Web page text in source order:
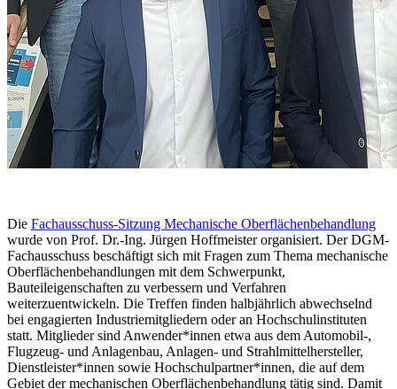
Die Fachausschuss-Sitzung Mechanische Oberflächenbehandlung
wurde von Prof. Dr.-Ing. Jürgen Hoffmeister organisiert. Der DGM-
Fachausschuss beschäftigt sich mit Fragen zum Thema mechanische
Oberflächenbehandlungen mit dem Schwerpunkt,
Bauteileigenschaften zu verbessern und Verfahren
weiterzuentwickeln. Die Treffen finden halbjährlich abwechselnd
bei engagierten Industriemitgliedern oder an Hochschulinstituten
statt. Mitglieder sind Anwender*innen etwa aus dem Automobil-,
Flugzeug- und Anlagenbau, Anlagen- und Strahlmittelhersteller,
Dienstleister*innen sowie Hochschulpartner*innen, die auf dem
Gebiet der mechanischen Oberflächenbehandlung tätig sind. Damit